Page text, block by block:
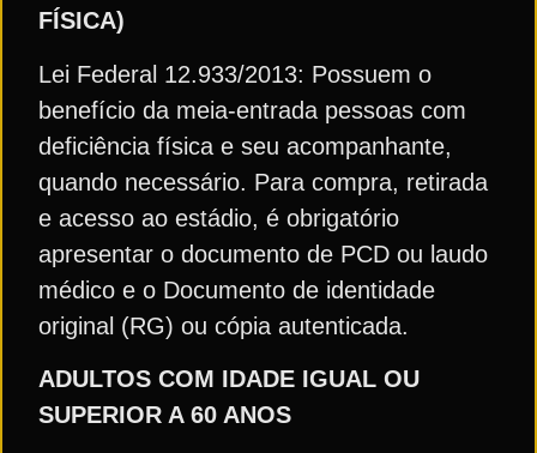
FÍSICA)
Lei Federal 12.933/2013: Possuem o
benefício da meia-entrada pessoas com
deficiência física e seu acompanhante,
quando necessário. Para compra, retirada
e acesso ao estádio, é obrigatório
apresentar o documento de PCD ou laudo
médico e o Documento de identidade
original (RG) ou cópia autenticada.
ADULTOS COM IDADE IGUAL OU
SUPERIOR A 60 ANOS